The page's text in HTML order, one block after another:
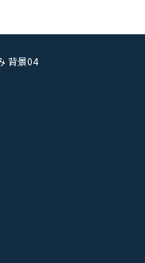
ーム
背景04